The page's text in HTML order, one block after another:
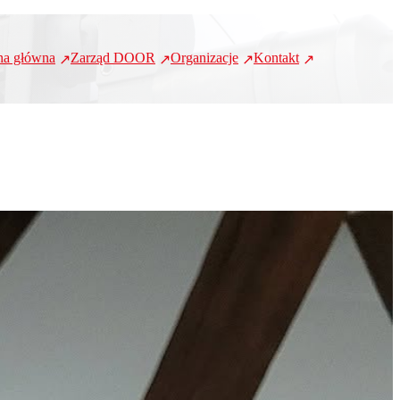
główna Zarząd DOOR Organizacje Kontakt